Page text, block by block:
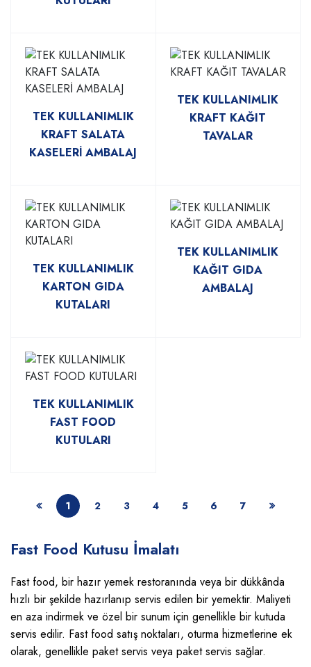
TEK KULLANIMLIK
KRAFT SALATA
KASELERİ AMBALAJ
TEK KULLANIMLIK
KRAFT KAĞIT
TAVALAR
TEK KULLANIMLIK
KARTON GIDA
KUTALARI
TEK KULLANIMLIK
KAĞIT GIDA
AMBALAJ
TEK KULLANIMLIK
FAST FOOD
KUTULARI
1 2 3 4 5 6 7
Fast Food Kutusu İmalatı
Fast food, bir hazır yemek restoranında veya bir dükkânda
hızlı bir şekilde hazırlanıp servis edilen bir yemektir. Maliyeti
en aza indirmek ve özel bir sunum için genellikle bir kutuda
servis edilir. Fast food satış noktaları, oturma hizmetlerine ek
olarak, genellikle paket servis veya paket servis sağlar.